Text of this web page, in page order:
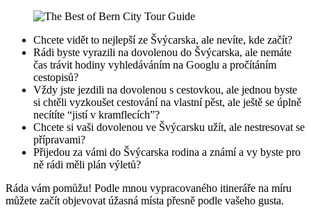
Chcete vidět to nejlepší ze Švýcarska, ale nevíte, kde začít?
Rádi byste vyrazili na dovolenou do Švýcarska, ale nemáte
čas trávit hodiny vyhledáváním na Googlu a pročítáním
cestopisů?
Vždy jste jezdili na dovolenou s cestovkou, ale jednou byste
si chtěli vyzkoušet cestování na vlastní pěst, ale ještě se úplně
necítíte “jistí v kramflecích”?
Chcete si vaši dovolenou ve Švýcarsku užít, ale nestresovat se
přípravami?
Přijedou za vámi do Švýcarska rodina a známí a vy byste pro
ně rádi měli plán výletů?
Ráda vám pomůžu! Podle mnou vypracovaného itineráře na míru
můžete začít objevovat úžasná místa přesně podle vašeho gusta.